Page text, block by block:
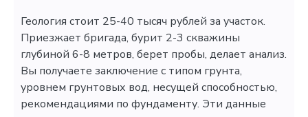
Геология стоит 25-40 тысяч рублей за участок.
Приезжает бригада, бурит 2-3 скважины
глубиной 6-8 метров, берет пробы, делает анализ.
Вы получаете заключение с типом грунта,
уровнем грунтовых вод, несущей способностью,
рекомендациями по фундаменту. Эти данные